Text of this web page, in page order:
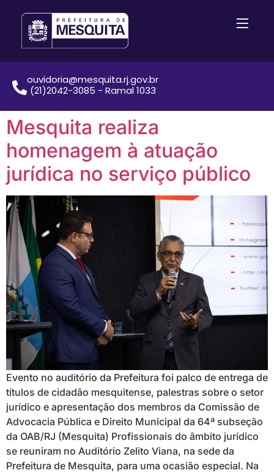
ouvidoria@mesquita.rj.gov.br
(21)2042-3085 - Ramal 1033
Mesquita realiza
homenagem à atuação
jurídica no serviço público
Evento no auditório da Prefeitura foi palco de entrega de
títulos de cidadão mesquitense, palestras sobre o setor
jurídico e apresentação dos membros da Comissão de
Advocacia Pública e Direito Municipal da 64ª subseção
da OAB/RJ (Mesquita) Profissionais do âmbito jurídico
se reuniram no Auditório Zelito Viana, na sede da
Prefeitura de Mesquita, para uma ocasião especial. Na